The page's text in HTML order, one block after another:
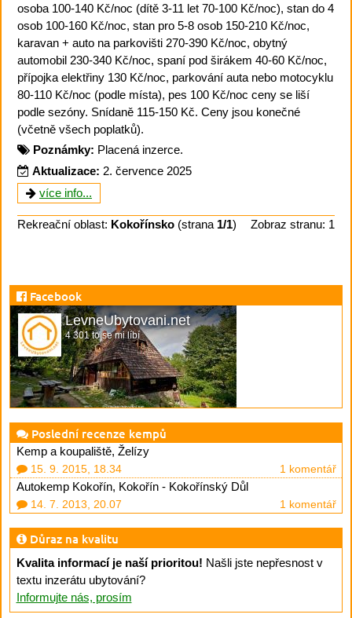
osoba 100-140 Kč/noc (dítě 3-11 let 70-100 Kč/noc), stan do 4
osob 100-160 Kč/noc, stan pro 5-8 osob 150-210 Kč/noc,
karavan + auto na parkovišti 270-390 Kč/noc, obytný
automobil 230-340 Kč/noc, spaní pod širákem 40-60 Kč/noc,
přípojka elektřiny 130 Kč/noc, parkování auta nebo motocyklu
80-110 Kč/noc (podle místa), pes 100 Kč/noc ceny se liší
podle sezóny. Snídaně 115-150 Kč. Ceny jsou konečné
(včetně všech poplatků).
Poznámky: Placená inzerce.
Aktualizace: 2. července 2025
více info...
Rekreační oblast: Kokořínsko (strana 1/1) Zobraz stranu: 1
Facebook
LevneUbytovani.net
4 301 to se mi líbí
Poslední recenze kempů
Kemp a koupaliště, Želízy
15. 9. 2015, 18.34 1 komentář
Autokemp Kokořín, Kokořín - Kokořínský Důl
14. 7. 2013, 20.07 1 komentář
Důraz na kvalitu
Kvalita informací je naší prioritou! Našli jste nepřesnost v
textu inzerátu ubytování?
Informujte nás, prosím